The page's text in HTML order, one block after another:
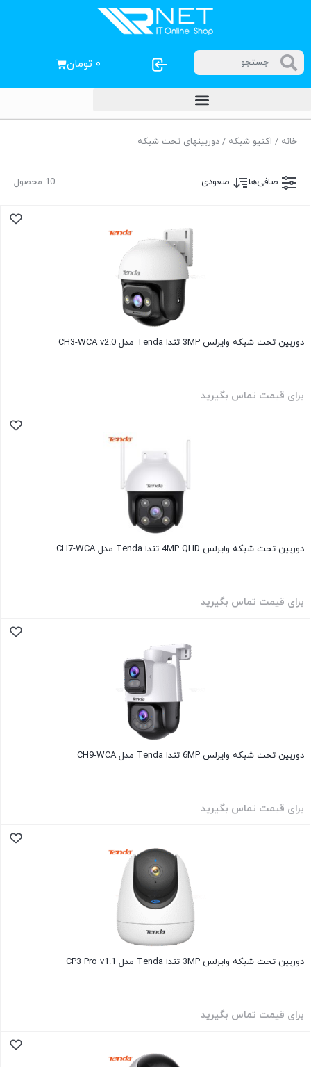
۰ تومان
خانه / اکتیو شبکه / دوربینهای تحت شبکه
10 محصول صافی‌ها صعودی
دوربین تحت شبکه وایرلس 3MP تندا Tenda مدل CH3-WCA v2.0
برای قیمت تماس بگیرید
دوربین تحت شبکه وایرلس 4MP QHD تندا Tenda مدل CH7-WCA
برای قیمت تماس بگیرید
دوربین تحت شبکه وایرلس 6MP تندا Tenda مدل CH9-WCA
برای قیمت تماس بگیرید
دوربین تحت شبکه وایرلس 3MP تندا Tenda مدل CP3 Pro v1.1
برای قیمت تماس بگیرید